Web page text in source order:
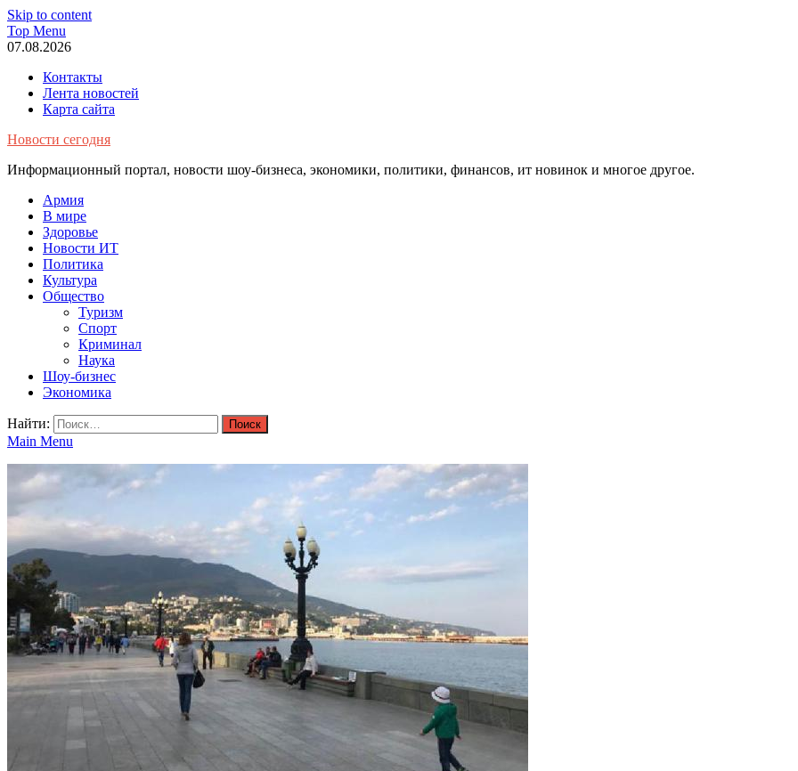
Skip to content
Top Menu
07.08.2026
Контакты
Лента новостей
Карта сайта
Новости сегодня
Информационный портал, новости шоу-бизнеса, экономики, политики, финансов, ит новинок и многое другое.
Армия
В мире
Здоровье
Новости ИТ
Политика
Культура
Общество
Туризм
Спорт
Криминал
Наука
Шоу-бизнес
Экономика
Найти:
Main Menu